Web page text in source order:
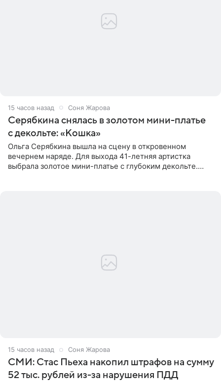
15 часов назад Соня Жарова
Серябкина снялась в золотом мини-платье
с декольте: «Кошка»
Ольга Серябкина вышла на сцену в откровенном
вечернем наряде. Для выхода 41-летняя артистка
выбрала золотое мини-платье с глубоким декольте.
15 часов назад Соня Жарова
СМИ: Стас Пьеха накопил штрафов на сумму
52 тыс. рублей из-за нарушения ПДД